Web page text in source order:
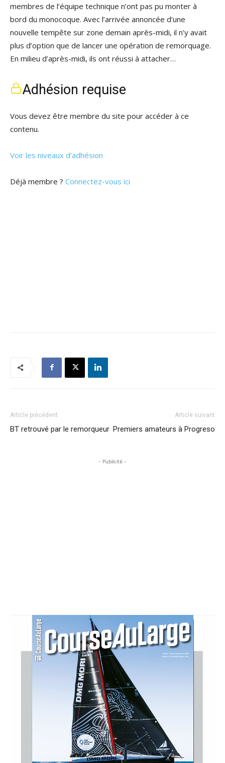
membres de l’équipe technique n’ont pas pu monter à
bord du monocoque. Avec l’arrivée annoncée d’une
nouvelle tempête sur zone demain après-midi, il n’y avait
plus d’option que de lancer une opération de remorquage.
En milieu d’après-midi, ils ont réussi à attacher…
Adhésion requise
Vous devez être membre du site pour accéder à ce
contenu.
Voir les niveaux d’adhésion
Déjà membre ? Connectez-vous ici
Article précédent
BT retrouvé par le remorqueur
Article suivant
Premiers amateurs à Progreso
- Publicité -